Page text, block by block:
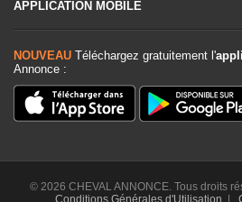
APPLICATION MOBILE
NOUVEAU Téléchargez gratuitement l'
Annonce :
© 2026 CHEVAL ANNONCE. Tous droits
Conditions Générales d'Utilisation |